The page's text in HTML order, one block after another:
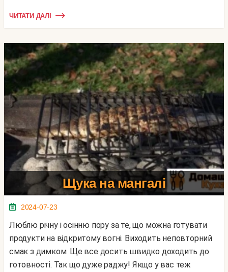
ЧИТАТИ ДАЛІ
Щука на мангалі
2024-07-23
Люблю річну і осінню пору за те, що можна готувати
продукти на відкритому вогні. Виходить неповторний
смак з димком. Ще все досить швидко доходить до
готовності. Так що дуже раджу! Якщо у вас теж